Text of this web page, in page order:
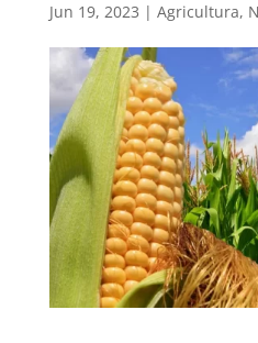
Jun 19, 2023 | Agricultura,